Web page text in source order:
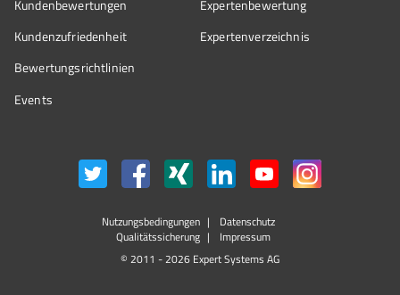
Kundenbewertungen
Kundenzufriedenheit
Bewertungs­richtlinien
Events
Expertenbewertung
Expertenverzeichnis
Nutzungsbedingungen
Datenschutz
Qualitätssicherung
Impressum
© 2011 - 2026 Expert Systems AG